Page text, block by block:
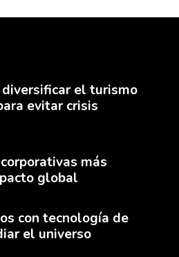
el turismo
evitar crisis
más
global
con tecnología de
el universo